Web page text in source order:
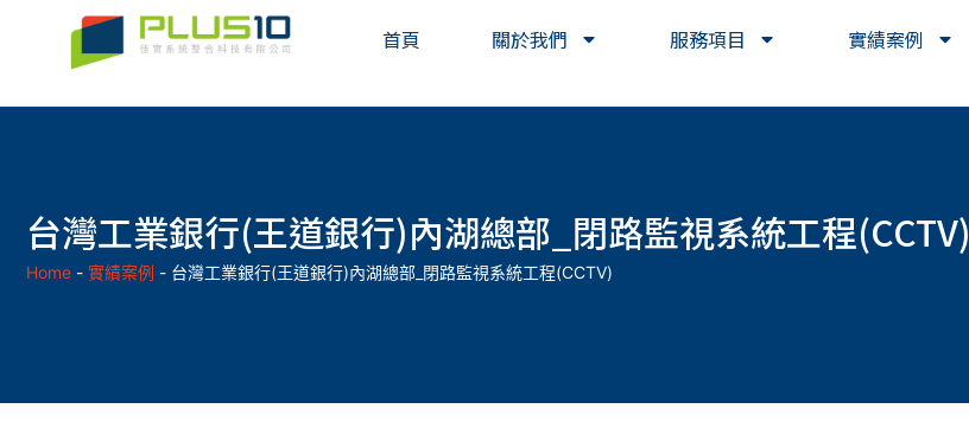
首頁 關於我們 服務項目 實績案例
台灣工業銀行(王道銀行)內湖總部_閉路監視系統工程(CCTV)
Home - 實績案例 - 台灣工業銀行(王道銀行)內湖總部_閉路監視系統工程(CCTV)